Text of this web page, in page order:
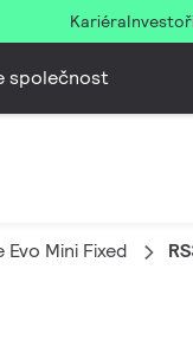
Kariéra
společnost
Mini Fixed